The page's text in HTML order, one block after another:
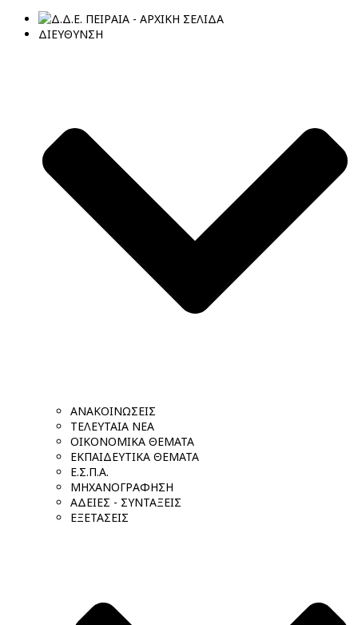
ΔΙΕΥΘΥΝΣΗ
ΑΝΑΚΟΙΝΩΣΕΙΣ
ΤΕΛΕΥΤΑΙΑ ΝΕΑ
ΟΙΚΟΝΟΜΙΚΑ ΘΕΜΑΤΑ
ΕΚΠΑΙΔΕΥΤΙΚΑ ΘΕΜΑΤΑ
Ε.Σ.Π.Α.
ΜΗΧΑΝΟΓΡΑΦΗΣΗ
ΑΔΕΙΕΣ - ΣΥΝΤΑΞΕΙΣ
ΕΞΕΤΑΣΕΙΣ